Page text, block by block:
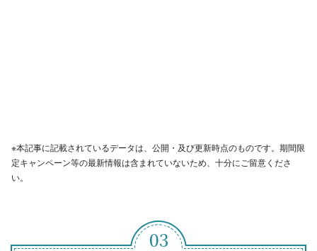
※本記事に記載されているデータは、公開・及び更新時点のものです。期間限
定キャンペーン等の最新情報は含まれていないため、十分にご留意くださ
い。